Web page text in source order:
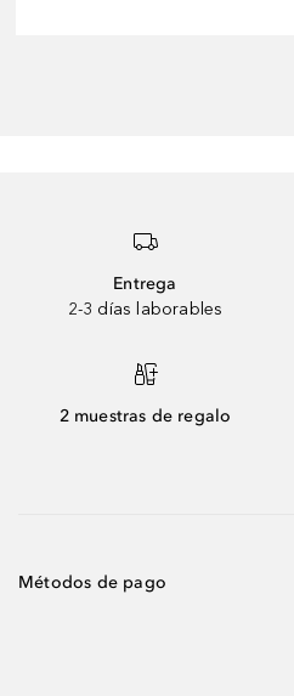
Entrega
2-3 días laborables
2 muestras de regalo
Métodos de pago